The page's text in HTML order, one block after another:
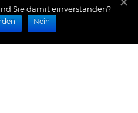
Sie damit einverstanden?
Nein